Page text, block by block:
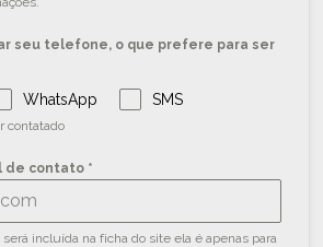
seu telefone, o que prefere para ser
WhatsApp SMS
contatado
de contato *
será incluída na ficha do site ela é apenas para